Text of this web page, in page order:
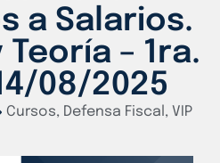
a Salarios.
– 1ra.
08/2025
Cursos, Defensa Fiscal , VIP